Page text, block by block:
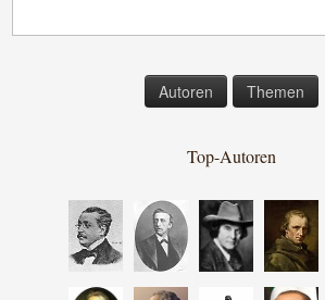
Autoren Themen
Top-Autoren